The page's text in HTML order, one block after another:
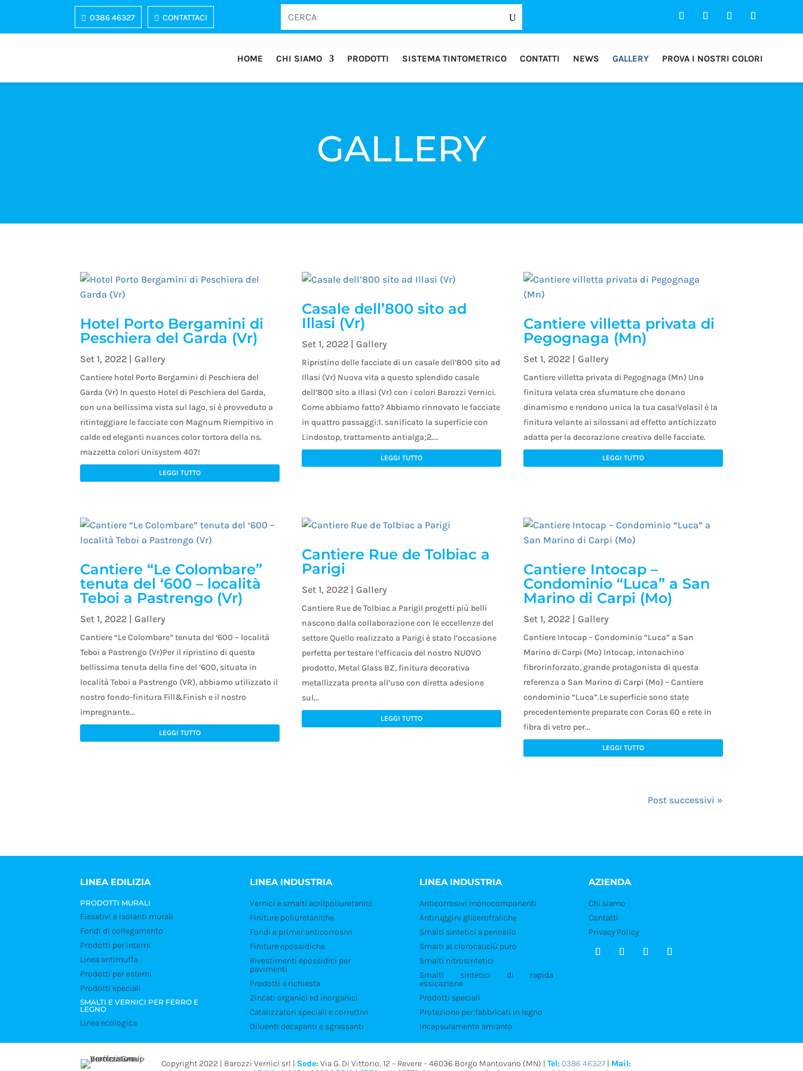
0386 46327 CONTATTACI
HOME CHI SIAMO PRODOTTI SISTEMA TINTOMETRICO CONTATTI NEWS GALLERY PROVA I NOSTRI COLORI
GALLERY
Hotel Porto Bergamini di
Peschiera del Garda (Vr)
Set 1, 2022 |Gallery
Cantiere hotel Porto Bergamini di Peschiera del
Garda (Vr) In questo Hotel di Peschiera del Garda,
con una bellissima vista sul lago, si è provveduto a
ritinteggiare le facciate con Magnum Riempitivo in
calde ed eleganti nuances color tortora della ns.
mazzetta colori Unisystem 407!
LEGGI TUTTO
Casale dell’800 sito ad
Illasi (Vr)
Set 1, 2022 |Gallery
Ripristino delle facciate di un casale dell’800 sito ad
Illasi (Vr) Nuova vita a questo splendido casale
dell’800 sito a Illasi (Vr) con i colori Barozzi Vernici.
Come abbiamo fatto? Abbiamo rinnovato le facciate
in quattro passaggi:1. sanificato la superficie con
Lindostop, trattamento antialga;2....
LEGGI TUTTO
Cantiere villetta privata di
Pegognaga (Mn)
Set 1, 2022 |Gallery
Cantiere villetta privata di Pegognaga (Mn) Una
finitura velata crea sfumature che donano
dinamismo e rendono unica la tua casa!Velasil è la
finitura velante ai silossani ad effetto antichizzato
adatta per la decorazione creativa delle facciate.
LEGGI TUTTO
Cantiere “Le Colombare”
tenuta del ‘600 – località
Teboi a Pastrengo (Vr)
Set 1, 2022 |Gallery
Cantiere “Le Colombare” tenuta del ‘600 – località
Teboi a Pastrengo (Vr)Per il ripristino di questa
bellissima tenuta della fine del ‘600, situata in
località Teboi a Pastrengo (VR), abbiamo utilizzato il
nostro fondo-finitura Fill&Finish e il nostro
impregnante...
LEGGI TUTTO
Cantiere Rue de Tolbiac a
Parigi
Set 1, 2022 |Gallery
Cantiere Rue de Tolbiac a ParigiI progetti più belli
nascono dalla collaborazione con le eccellenze del
settore Quello realizzato a Parigi è stato l’occasione
perfetta per testare l’efficacia del nostro NUOVO
prodotto, Metal Glass BZ, finitura decorativa
metallizzata pronta all’uso con diretta adesione
sul...
LEGGI TUTTO
Cantiere Intocap –
Condominio “Luca” a San
Marino di Carpi (Mo)
Set 1, 2022 |Gallery
Cantiere Intocap – Condominio “Luca” a San
Marino di Carpi (Mo) Intocap, intonachino
fibrorinforzato, grande protagonista di questa
referenza a San Marino di Carpi (Mo) – Cantiere
condominio “Luca”.Le superficie sono state
precedentemente preparate con Coras 60 e rete in
fibra di vetro per...
LEGGI TUTTO
Post successivi »
LINEA EDILIZIA
PRODOTTI MURALI
Fissativi e isolanti murali
Fondi di collegamento
Prodotti per interni
Linea antimuffa
Prodotti per esterni
Prodotti speciali
SMALTI E VERNICI PER FERRO E
LEGNO
Linea ecologica
LINEA INDUSTRIA
Vernici e smalti acrilpoliuretanici
Finiture poliuretaniche
Fondi e primer anticorrosivi
Finiture epossidiche
Rivestimenti epossidici per
pavimenti
Prodotti a richiesta
Zincati organici ed inorganici
Catalizzatori speciali e correttivi
Diluenti decapanti e sgrassanti
LINEA INDUSTRIA
Anticorrosivi monocomponenti
Antiruggini gliceroftaliche
Smalti sintetici a pennello
Smalti al clorocauciù puro
Smalti nitrosintetici
Smalti sintetici di rapida
essicazione
Prodotti speciali
Protezione per fabbricati in legno
Incapsulamento amianto
AZIENDA
Chi siamo
Contatti
Privacy Policy
Copyright 2022 | Barozzi Vernici srl | Sede: Via G. Di Vittorio, 12 – Revere – 46036 Borgo Mantovano (MN) | Tel: 0386 46327| Mail: